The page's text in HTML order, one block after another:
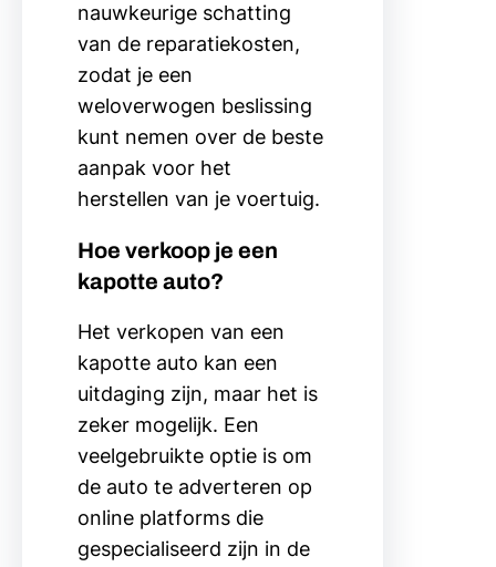
nauwkeurige schatting
van de reparatiekosten,
zodat je een
weloverwogen beslissing
kunt nemen over de beste
aanpak voor het
herstellen van je voertuig.
Hoe verkoop je een
kapotte auto?
Het verkopen van een
kapotte auto kan een
uitdaging zijn, maar het is
zeker mogelijk. Een
veelgebruikte optie is om
de auto te adverteren op
online platforms die
gespecialiseerd zijn in de